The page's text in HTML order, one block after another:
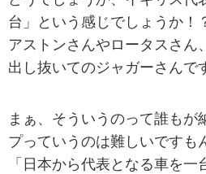
台」という感じでしょうか！
アストンさんやロータスさん
出し抜いてのジャガーさんで
まぁ、そういうのって誰もが
プっていうのは難しいですも
「日本から代表となる車を